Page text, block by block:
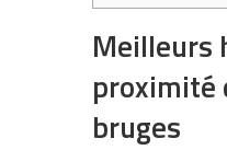
Meilleurs
proximité
bruges